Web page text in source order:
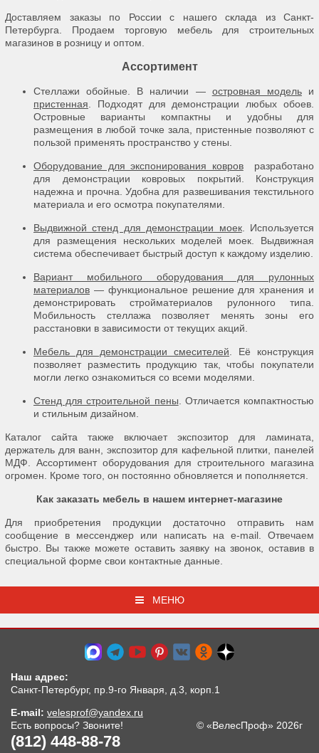
Доставляем заказы по России с нашего склада из Санкт-
Петербурга. Продаем торговую мебель для строительных
магазинов в розницу и оптом.
Ассортимент
Стеллажи обойные. В наличии — островная модельи
пристенная . Подходят для демонстрации любых обоев.
Островные варианты компактны и удобны для
размещения в любой точке зала, пристенные позволяют с
пользой применять пространство у стены.
Оборудование для экспонирования ковровразработано
для демонстрации ковровых покрытий. Конструкция
надежна и прочна. Удобна для развешивания текстильного
материала и его осмотра покупателями.
Выдвижной стенд для демонстрации моек. Используется
для размещения нескольких моделей моек. Выдвижная
система обеспечивает быстрый доступ к каждому изделию.
Вариант мобильного оборудования для рулонных
материалов — функциональное решение для хранения и
демонстрировать стройматериалов рулонного типа.
Мобильность стеллажа позволяет менять зоны его
расстановки в зависимости от текущих акций.
Мебель для демонстрации смесителей . Её конструкция
позволяет разместить продукцию так, чтобы покупатели
могли легко ознакомиться со всеми моделями.
Стенд для строительной пены . Отличается компактностью
и стильным дизайном.
Каталог сайта также включает экспозитор для ламината,
держатель для ванн, экспозитор для кафельной плитки, панелей
МДФ. Ассортимент оборудования для строительного магазина
огромен. Кроме того, он постоянно обновляется и пополняется.
Как заказать мебель в нашем интернет-магазине
Для приобретения продукции достаточно отправить нам
сообщение в мессенджер или написать на e-mail. Отвечаем
быстро. Вы также можете оставить заявку на звонок, оставив в
специальной форме свои контактные данные.
МЕНЮ
Наш адрес:
Санкт-Петербург, пр.9-го Января, д.3, корп.1
E-mail: velesprof@yandex.ru
Есть вопросы? Звоните!
(812) 448-88-78
© «ВелесПроф» 2026г